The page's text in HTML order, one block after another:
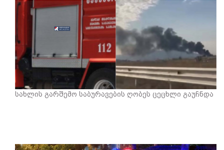
სახლის გარშემო საბურავების ღობეს ცეცხლი გაუჩნდა